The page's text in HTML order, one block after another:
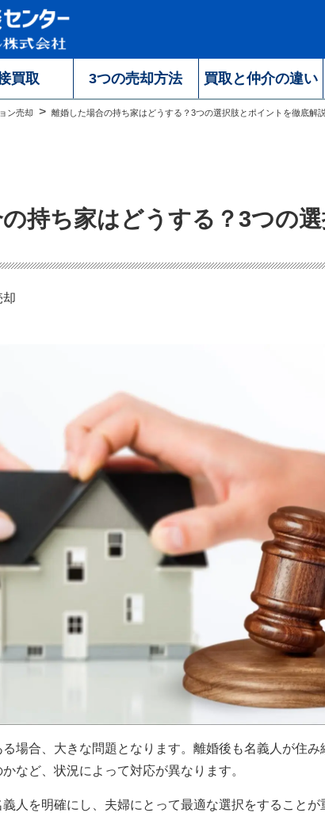
買取 3つの売却方法 買取と仲介の違い
ン売却 離婚した場合の持ち家はどうする？3つの選択肢とポイントを徹底解説
持ち家はどうする？3つの
却
場合、大きな問題となります。離婚後も名義人が住
など、状況によって対応が異なります。
人を明確にし、夫婦にとって最適な選択をすることが